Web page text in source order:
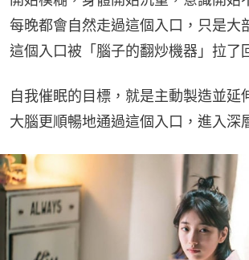
每晚都會自然走過這個入口，只是大
這個入口被「腦子的翻炒機器」拉了
自我催眠的目標，就是主動製造並延
大腦更順暢地通過這個入口，進入深